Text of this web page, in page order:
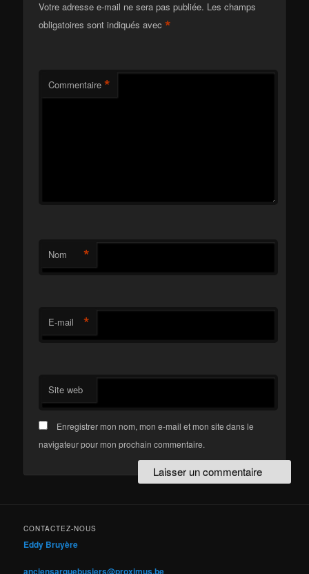
Votre adresse e-mail ne sera pas publiée. Les champs
obligatoires sont indiqués avec*
Commentaire *
Nom *
E-mail *
Site web
Enregistrer mon nom, mon e-mail et mon site dans le
navigateur pour mon prochain commentaire.
CONTACTEZ-NOUS
Eddy Bruyère
anciensarquebusiers@proximus.be